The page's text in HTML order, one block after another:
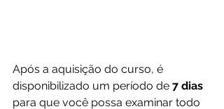
Após a aquisição do curso, é
disponibilizado um período de 7 dias
para que você possa examinar todo